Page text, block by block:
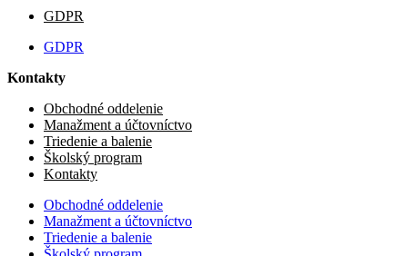
GDPR
GDPR
Kontakty
Obchodné oddelenie
Manažment a účtovníctvo
Triedenie a balenie
Školský program
Kontakty
Obchodné oddelenie
Manažment a účtovníctvo
Triedenie a balenie